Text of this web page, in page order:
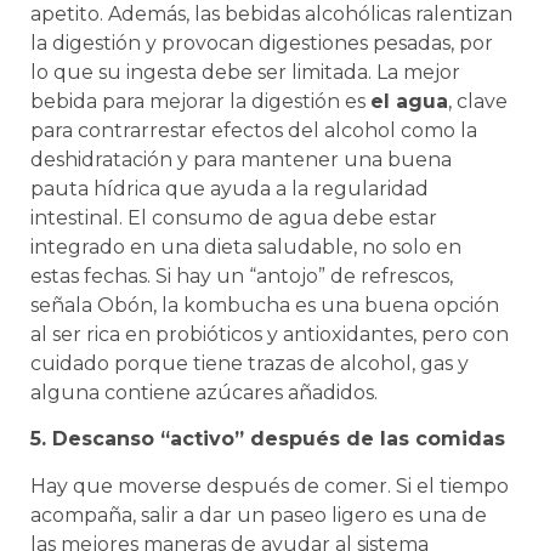
apetito. Además, las bebidas alcohólicas ralentizan
la digestión y provocan digestiones pesadas, por
lo que su ingesta debe ser limitada. La mejor
bebida para mejorar la digestión es el agua, clave
para contrarrestar efectos del alcohol como la
deshidratación y para mantener una buena
pauta hídrica que ayuda a la regularidad
intestinal. El consumo de agua debe estar
integrado en una dieta saludable, no solo en
estas fechas. Si hay un “antojo” de refrescos,
señala Obón, la kombucha es una buena opción
al ser rica en probióticos y antioxidantes, pero con
cuidado porque tiene trazas de alcohol, gas y
alguna contiene azúcares añadidos.
5. Descanso “activo” después de las comidas
Hay que moverse después de comer. Si el tiempo
acompaña, salir a dar un paseo ligero es una de
las mejores maneras de ayudar al sistema